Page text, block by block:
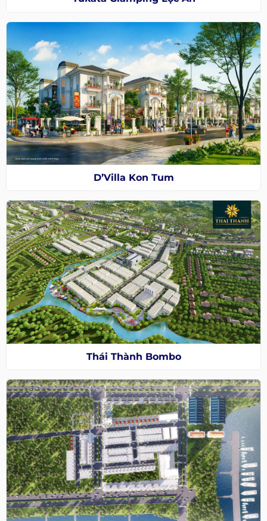
D’Villa Kon Tum
Thái Thành Bombo